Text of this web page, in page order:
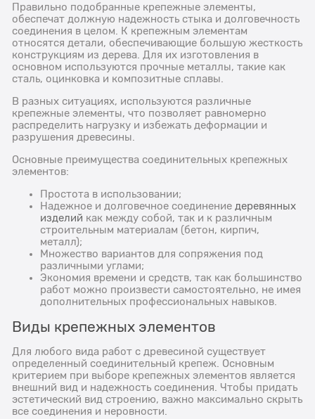
Правильно подобранные крепежные элементы,
обеспечат должную надежность стыка и долговечность
соединения в целом. К крепежным элементам
относятся детали, обеспечивающие большую жесткость
конструкциям из дерева. Для их изготовления в
основном используются прочные металлы, такие как
сталь, оцинковка и композитные сплавы.
В разных ситуациях, используются различные
крепежные элементы, что позволяет равномерно
распределить нагрузку и избежать деформации и
разрушения древесины.
Основные преимущества соединительных крепежных
элементов:
Простота в использовании;
Надежное и долговечное соединение деревянных
изделий как между собой, так и к различным
строительным материалам (бетон, кирпич,
металл);
Множество вариантов для сопряжения под
различными углами;
Экономия времени и средств, так как большинство
работ можно произвести самостоятельно, не имея
дополнительных профессиональных навыков.
Виды крепежных элементов
Для любого вида работ с древесиной существует
определенный соединительный крепеж. Основным
критерием при выборе крепежных элементов является
внешний вид и надежность соединения. Чтобы придать
эстетический вид строению, важно максимально скрыть
все соединения и неровности.